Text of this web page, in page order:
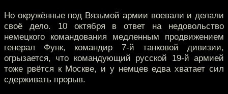
Но окружённые под Вязьмой армии воевали и делали
своё дело. 10 октября в ответ на недовольство
немецкого командования медленным продвижением
генерал Функ, командир 7-й танковой дивизии,
огрызается, что командующий русской 19-й армией
тоже рвётся к Москве, и у немцев едва хватает сил
сдерживать прорыв.